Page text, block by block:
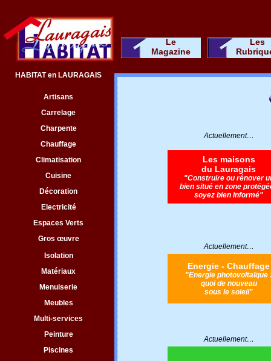
Les
Le
Magazine
Actuellement…
Les maisons
du Lauragais
"Construire ou rénover
bien situé en zone
soyez bien informé"
Actuellement…
Energie - Chauffage
"Energie photovoltaïque
quoi de nouveau
sous le soleil"
Actuellement…
HABITAT en LAURAGAIS
Artisans
Carrelage
Charpente
Chauffage
Climatisation
Cuisine
Décoration
Electricité
Espaces Verts
Gros œuvre
Isolation
Matériaux
Menuiserie
Meubles
Multi-services
Peinture
Piscines